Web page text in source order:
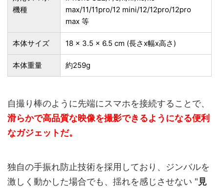
機種
max/11/11pro/12 mini/12/12pro/12pro
max 等
本体サイズ 18 x 3.5 x 6.5 cm (長さx幅x高さ)
本体重量 約259g
自撮り棒のように先端にスマホを接続することで、
滑らかで高品質な映像を撮影できるようになる便利
なガジェットだ。
独自の手振れ防止技術を採用しており、ジンバルを
激しく動かした場合でも、揺れを感じさせない "見